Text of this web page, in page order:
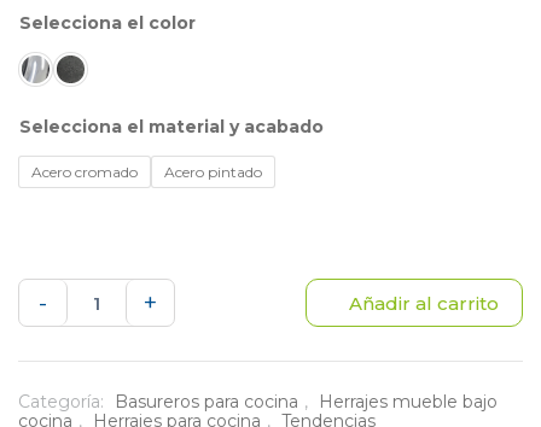
color
material y acabado
Acero cromado Acero pintado
-
Despensa
niveles
+ Añadir al carrito
Categoría: Basureros para cocina ,
Herrajes mueble bajo
cocina , Herrajes para cocina , Tendencias